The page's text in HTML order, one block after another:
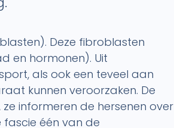
Deze fibroblasten
en hormonen). Uit
als ook een teveel aan
kunnen veroorzaken. De
informeren de hersenen over
één van de